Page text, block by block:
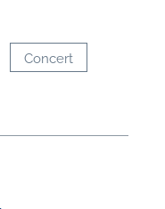
Concert